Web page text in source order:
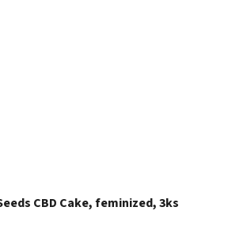
CBD Cake, feminized, 3ks